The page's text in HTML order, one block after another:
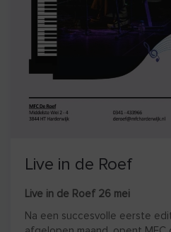
Live in de Roef
Live in de Roef 26 mei
Na een succesvolle eerste